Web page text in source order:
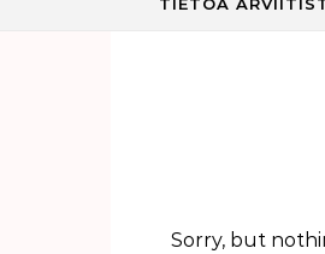
Sorry, but